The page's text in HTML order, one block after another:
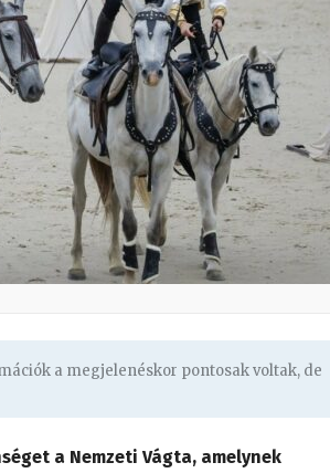
a megjelenéskor pontosak voltak, de
a Nemzeti Vágta, amelynek